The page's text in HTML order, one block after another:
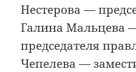
Нестерова —
Галина Мальцева
председателя
Чепелева —